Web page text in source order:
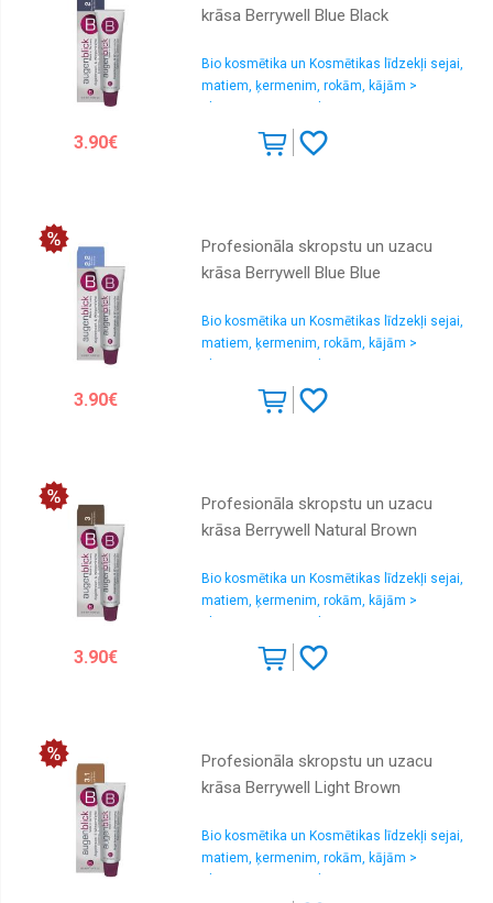
krāsa Berrywell Blue Black
Bio kosmētika un Kosmētikas līdzekļi sejai,
matiem, ķermenim, rokām, kājām >
3.90€
Profesionāla skropstu un uzacu
krāsa Berrywell Blue Blue
Bio kosmētika un Kosmētikas līdzekļi sejai,
matiem, ķermenim, rokām, kājām >
3.90€
Profesionāla skropstu un uzacu
krāsa Berrywell Natural Brown
Bio kosmētika un Kosmētikas līdzekļi sejai,
matiem, ķermenim, rokām, kājām >
3.90€
Profesionāla skropstu un uzacu
krāsa Berrywell Light Brown
Bio kosmētika un Kosmētikas līdzekļi sejai,
matiem, ķermenim, rokām, kājām >